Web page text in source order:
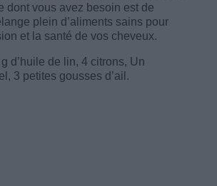
dont vous avez besoin est de
plein d’aliments sains pour
et la santé de vos cheveux.
d’huile de lin, 4 citrons, Un
3 petites gousses d’ail.